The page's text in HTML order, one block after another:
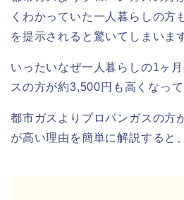
くわかっていた一人暮らしの方
を提示されると驚いてしまいま
いったいなぜ一人暮らしの1ヶ
スの方が約3,500円も高くなっ
都市ガスよりプロパンガスの方
が高い理由を簡単に解説すると